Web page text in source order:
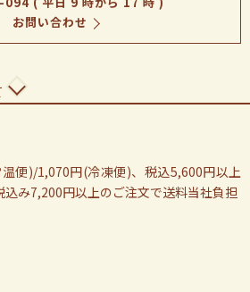
お問い合わせ
便)/1,070円(冷凍便)、税込5,600円以上
み7,200円以上のご注文で送料当社負担